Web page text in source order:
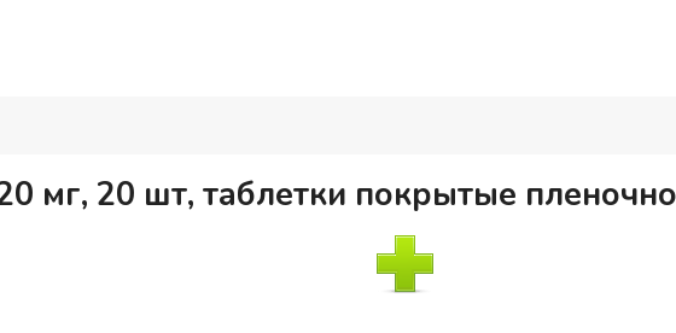
мг, 20 шт, таблетки покрытые